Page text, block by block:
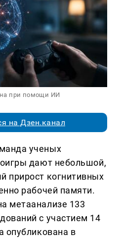
при помощи ИИ
на Дзен.канал
ученых
дают небольшой,
прирост когнитивных
рабочей памяти.
метаанализе 133
с участием 14
опубликована в